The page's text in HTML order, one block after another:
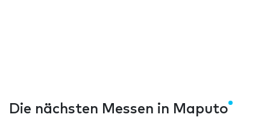
Die nächsten Messen in Maputo